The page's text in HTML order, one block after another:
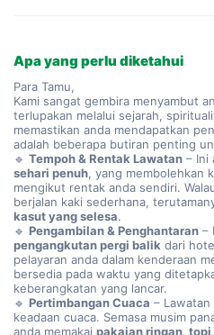
Apa yang perlu diketahui
Para Tamu,
Kami sangat gembira menyambut
terlupakan melalui sejarah,
memastikan anda mendapatkan
adalah beberapa butiran penting
🔹 Tempoh & Rentak Lawatan – Ini
sehari penuh, yang membolehkan
mengikut rentak anda sendiri.
berjalan kaki sederhana,
kasut yang selesa.
🔹 Pengambilan & Penghantaran –
pengangkutan pergi balik dari
pelayaran anda dalam kenderaan
bersedia pada waktu yang
keberangkatan yang lancar.
🔹 Pertimbangan Cuaca –
keadaan cuaca. Semasa musim
anda memakai pakaian ringan,